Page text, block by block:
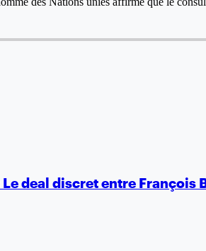
deal discret entre François